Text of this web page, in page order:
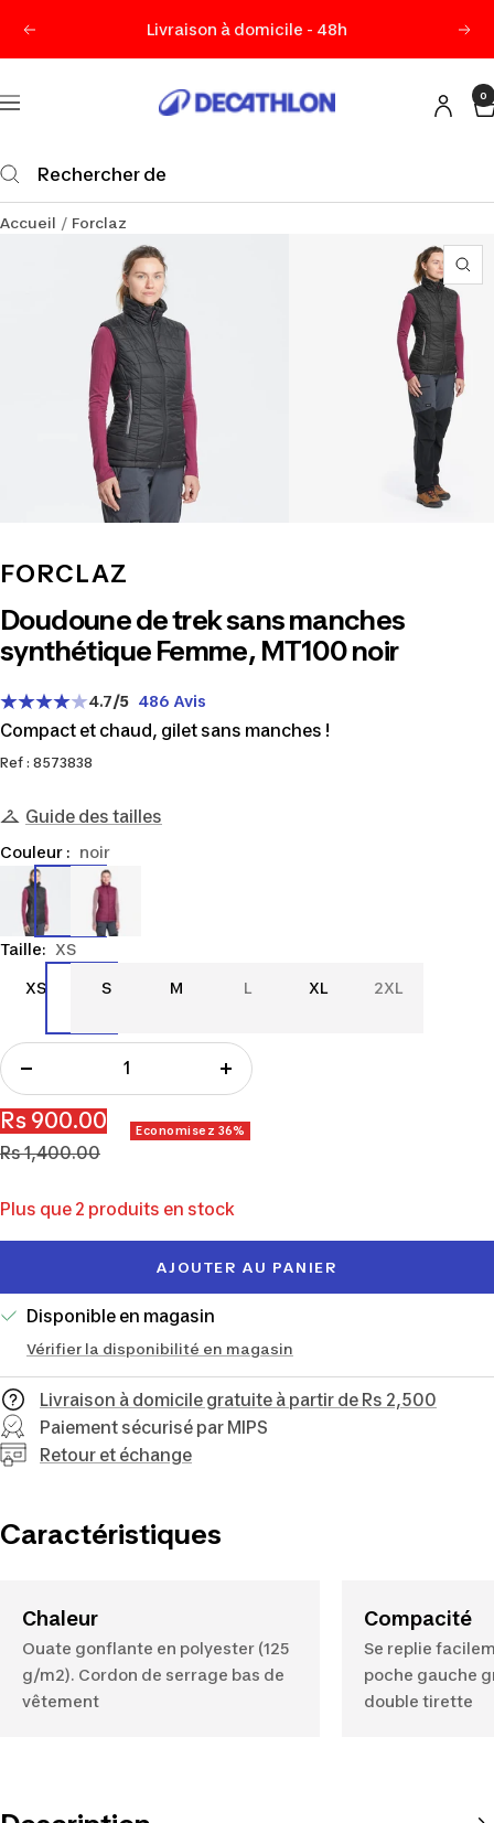
Précédent Livraison à domicile - 48h
Navigation
Decathlon
0
Accueil Forclaz
FORCLAZ
Doudoune de trek sans manches
synthétique Femme, MT100 noir
4.7/5 486 Avis
Compact et chaud, gilet sans manches !
Ref : 8573838
Guide des tailles
8573838963923
Taille: XS
XS
XS S
S M
M LL XL
XL 2XL
2XL
Couleur : noir
la
quantité
Augmenter
quantité
Prix
de
Rs 900.00
Prix
Rs 1,400.00
Economisez 36%
Plus que 2 produits en stock
AJOUTER AU PANIER
Disponible en magasin
Vérifier la disponibilité en magasin
Livraison à domicile gratuite à partir de Rs 2,500
Paiement sécurisé par MIPS
Retour et échange
Caractéristiques
Chaleur
Ouate gonflante en polyester (125
g/m2). Cordon de serrage bas de
vêtement
Compacité
Se replie
poche gauche
double tirette